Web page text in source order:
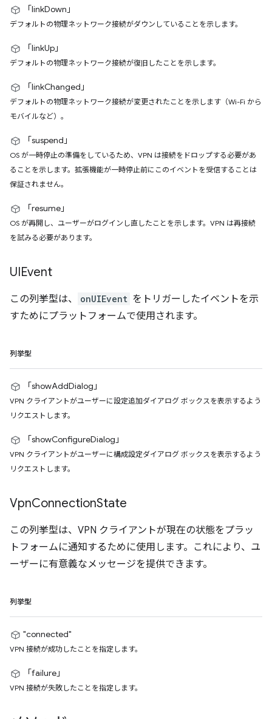
「linkDown」
デフォルトの物理ネットワーク接続がダウンしていることを示します。
「linkUp」
デフォルトの物理ネットワーク接続が復旧したことを示します。
「linkChanged」
デフォルトの物理ネットワーク接続が変更されたことを示します（Wi-Fi から
モバイルなど）。
「suspend」
OS が一時停止の準備をしているため、VPN は接続をドロップする必要があ
ることを示します。拡張機能が一時停止前にこのイベントを受信することは
保証されません。
「resume」
OS が再開し、ユーザーがログインし直したことを示します。VPN は再接続
を試みる必要があります。
UIEvent
この列挙型は、 onUIEvent をトリガーしたイベントを示
すためにプラットフォームで使用されます。
列挙型
「showAddDialog」
VPN クライアントがユーザーに設定追加ダイアログ ボックスを表示するよう
リクエストします。
「showConfigureDialog」
VPN クライアントがユーザーに構成設定ダイアログ ボックスを表示するよう
リクエストします。
VpnConnectionState
この列挙型は、VPN クライアントが現在の状態をプラッ
トフォームに通知するために使用します。これにより、ユ
ーザーに有意義なメッセージを提供できます。
列挙型
"connected"
VPN 接続が成功したことを指定します。
「failure」
VPN 接続が失敗したことを指定します。